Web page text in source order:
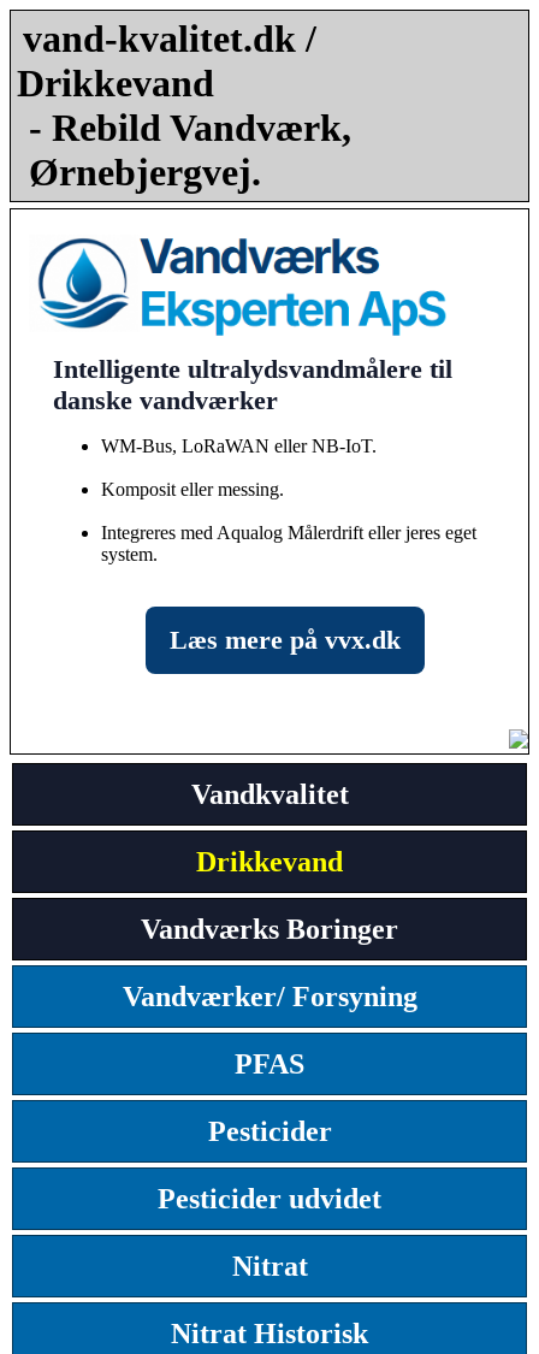
vand-kvalitet.dk /
Drikkevand
- Rebild Vandværk,
Ørnebjergvej.
Intelligente ultralydsvandmålere til
danske vandværker
WM-Bus, LoRaWAN eller NB-IoT.
Komposit eller messing.
Integreres med Aqualog Målerdrift eller jeres eget
system.
Læs mere på vvx.dk
Vandkvalitet
Drikkevand
Vandværks Boringer
Vandværker/ Forsyning
PFAS
Pesticider
Pesticider udvidet
Nitrat
Nitrat Historisk